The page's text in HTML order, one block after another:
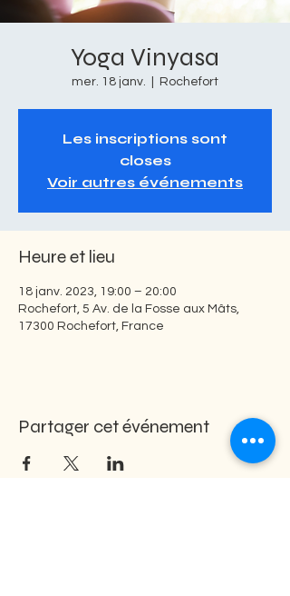
Yoga Vinyasa
mer. 18 janv. Rochefort
Les inscriptions sont
closes
Voir autres événements
Heure et lieu
18 janv. 2023, 19:00 – 20:00
Rochefort, 5 Av. de la Fosse aux Mâts,
17300 Rochefort, France
Partager cet événement